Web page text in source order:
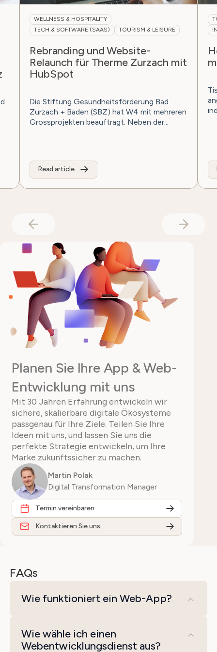
WELLNESS & HOSPITALITY
TECH & SOFTWARE (SAAS)
TOURISM & LEISURE
Rebranding und Website-
Relaunch für Therme Zurzach mit
HubSpot
Die Stiftung Gesundheitsförderung Bad
Zurzach + Baden (SBZ) hat W4 mit mehreren
Grossprojekten beauftragt. Neben der...
Read article
Planen Sie Ihre App & Web-
Entwicklung mit uns
Mit 30 Jahren Erfahrung entwickeln wir
sichere, skalierbare digitale Ökosysteme
passgenau für Ihre Ziele. Teilen Sie Ihre
Ideen mit uns, und lassen Sie uns die
perfekte Strategie entwickeln, um Ihre
Marke zukunftssicher zu machen.
Martin Polak
Digital Transformation Manager
Termin vereinbaren
Kontaktieren Sie uns
FAQs
Wie funktioniert ein Web-App?
erfordert keine Installation. Das Frontend
Wie wähle ich einen
Webentwicklungsdienst aus?